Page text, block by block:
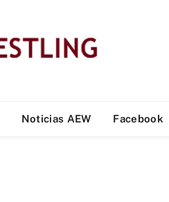
Noticias AEW Facebook